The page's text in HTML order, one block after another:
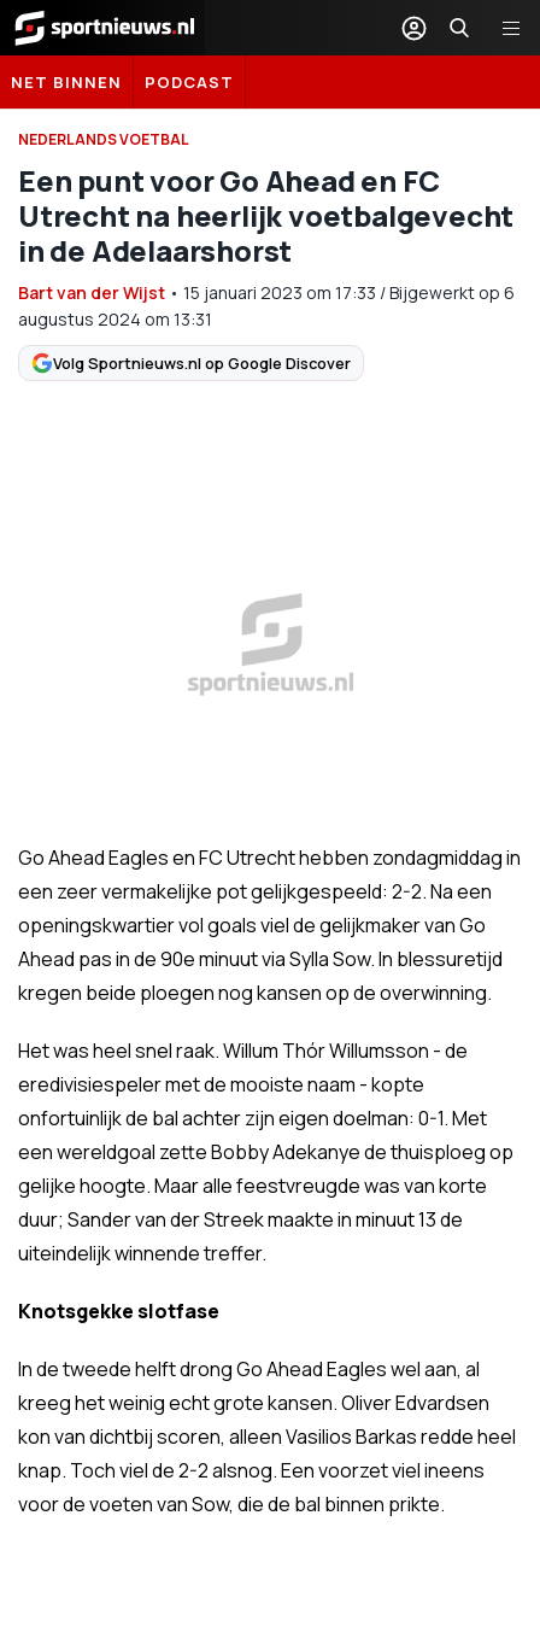
Sportnieuws.nl
NET BINNEN PODCAST
NEDERLANDS VOETBAL
Een punt voor Go Ahead en FC
Utrecht na heerlijk voetbalgevecht
in de Adelaarshorst
Bart van der Wijst • 15 januari 2023 om 17:33 /Bijgewerkt op 6
augustus 2024 om 13:31
Volg Sportnieuws.nl op Google Discover
Go Ahead Eagles en FC Utrecht hebben zondagmiddag in
een zeer vermakelijke pot gelijkgespeeld: 2-2. Na een
openingskwartier vol goals viel de gelijkmaker van Go
Ahead pas in de 90e minuut via Sylla Sow. In blessuretijd
kregen beide ploegen nog kansen op de overwinning.
Het was heel snel raak. Willum Thór Willumsson - de
eredivisiespeler met de mooiste naam - kopte
onfortuinlijk de bal achter zijn eigen doelman: 0-1. Met
een wereldgoal zette Bobby Adekanye de thuisploeg op
gelijke hoogte. Maar alle feestvreugde was van korte
duur; Sander van der Streek maakte in minuut 13 de
uiteindelijk winnende treffer.
Knotsgekke slotfase
In de tweede helft drong Go Ahead Eagles wel aan, al
kreeg het weinig echt grote kansen. Oliver Edvardsen
kon van dichtbij scoren, alleen Vasilios Barkas redde heel
knap. Toch viel de 2-2 alsnog. Een voorzet viel ineens
voor de voeten van Sow, die de bal binnen prikte.